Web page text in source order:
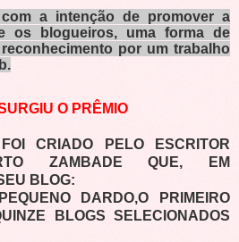
a intenção de promover a
os blogueiros, uma forma de
por um trabalho
O PRÊMIO
CRIADO PELO ESCRITOR
ZAMBADE QUE, EM
BLOG:
DARDO,O PRIMEIRO
BLOGS SELECIONADOS